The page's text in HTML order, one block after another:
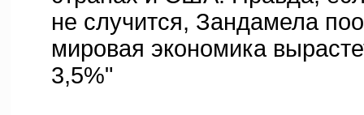
не случится, Зандамела
мировая экономика
3,5%"